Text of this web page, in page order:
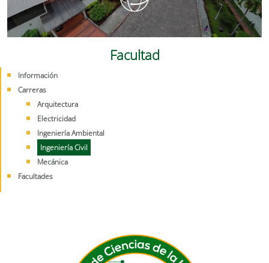
Facultad
Información
Carreras
Arquitectura
Electricidad
Ingeniería Ambiental
Ingeniería Civil
Mecánica
Facultades